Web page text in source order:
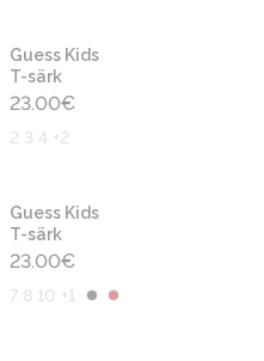
Guess Kids
T-särk
23.00€
2 3 4 +2
Guess Kids
T-särk
23.00€
7 8 10 +1